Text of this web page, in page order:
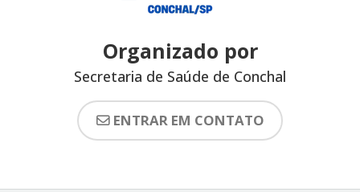
Organizado por
Secretaria de Saúde de Conchal
ENTRAR EM CONTATO